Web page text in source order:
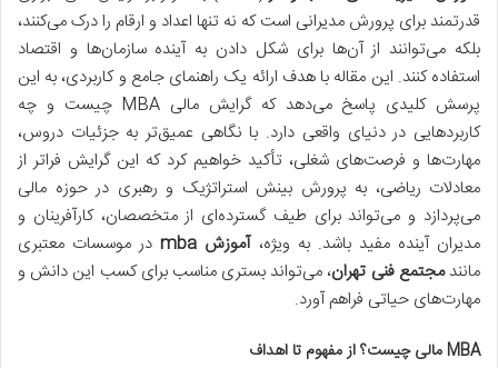
قدرتمند برای پرورش مدیرانی است که نه تنها اعداد و ارقام را درک می‌کنند،
بلکه می‌توانند از آن‌ها برای شکل دادن به آینده سازمان‌ها و اقتصاد
استفاده کنند. این مقاله با هدف ارائه یک راهنمای جامع و کاربردی، به این
پرسش کلیدی پاسخ می‌دهد که گرایش مالی MBA چیست و چه
کاربردهایی در دنیای واقعی دارد. با نگاهی عمیق‌تر به جزئیات دروس،
مهارت‌ها و فرصت‌های شغلی، تأکید خواهیم کرد که این گرایش فراتر از
معادلات ریاضی، به پرورش بینش استراتژیک و رهبری در حوزه مالی
می‌پردازد و می‌تواند برای طیف گسترده‌ای از متخصصان، کارآفرینان و
مدیران آینده مفید باشد. به ویژه، آموزش mba
در موسسات معتبری
مانندمجتمع فنی تهران، می‌تواند بستری مناسب برای کسب این دانش و
مهارت‌های حیاتی فراهم آورد.
MBA مالی چیست؟ از مفهوم تا اهداف